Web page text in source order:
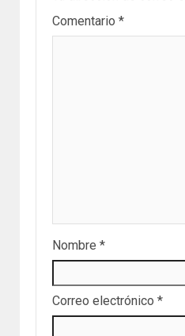
Comentario *
Nombre *
Correo electrónico *